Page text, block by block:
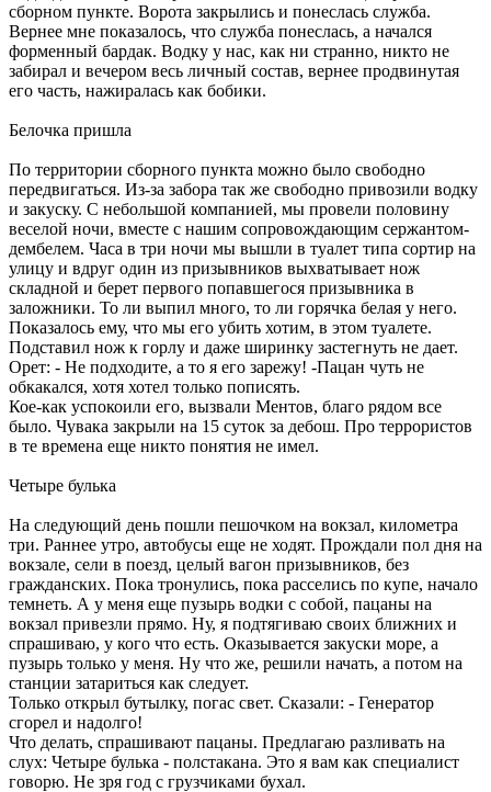
сборном пункте. Ворота закрылись и понеслась служба.
Вернее мне показалось, что служба понеслась, а начался
форменный бардак. Водку у нас, как ни странно, никто не
забирал и вечером весь личный состав, вернее продвинутая
его часть, нажиралась как бобики.
Белочка пришла
По территории сборного пункта можно было свободно
передвигаться. Из-за забора так же свободно привозили водку
и закуску. С небольшой компанией, мы провели половину
веселой ночи, вместе с нашим сопровождающим сержантом-
дембелем. Часа в три ночи мы вышли в туалет типа сортир на
улицу и вдруг один из призывников выхватывает нож
складной и берет первого попавшегося призывника в
заложники. То ли выпил много, то ли горячка белая у него.
Показалось ему, что мы его убить хотим, в этом туалете.
Подставил нож к горлу и даже ширинку застегнуть не дает.
Орет: - Не подходите, а то я его зарежу! -Пацан чуть не
обкакался, хотя хотел только пописять.
Кое-как успокоили его, вызвали Ментов, благо рядом все
было. Чувака закрыли на 15 суток за дебош. Про террористов
в те времена еще никто понятия не имел.
Четыре булька
На следующий день пошли пешочком на вокзал, километра
три. Раннее утро, автобусы еще не ходят. Прождали пол дня на
вокзале, сели в поезд, целый вагон призывников, без
гражданских. Пока тронулись, пока расселись по купе, начало
темнеть. А у меня еще пузырь водки с собой, пацаны на
вокзал привезли прямо. Ну, я подтягиваю своих ближних и
спрашиваю, у кого что есть. Оказывается закуски море, а
пузырь только у меня. Ну что же, решили начать, а потом на
станции затариться как следует.
Только открыл бутылку, погас свет. Сказали: - Генератор
сгорел и надолго!
Что делать, спрашивают пацаны. Предлагаю разливать на
слух: Четыре булька - полстакана. Это я вам как специалист
говорю. Не зря год с грузчиками бухал.